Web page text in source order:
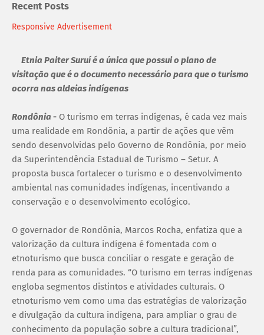
Recent Posts
Responsive Advertisement
Etnia Paiter Suruí é a única que possui o plano de
visitação que é o documento necessário para que o turismo
ocorra nas aldeias indígenas
Rondônia - O turismo em terras indígenas, é cada vez mais
uma realidade em Rondônia, a partir de ações que vêm
sendo desenvolvidas pelo Governo de Rondônia, por meio
da Superintendência Estadual de Turismo – Setur. A
proposta busca fortalecer o turismo e o desenvolvimento
ambiental nas comunidades indígenas, incentivando a
conservação e o desenvolvimento ecológico.
O governador de Rondônia, Marcos Rocha, enfatiza que a
valorização da cultura indígena é fomentada com o
etnoturismo que busca conciliar o resgate e geração de
renda para as comunidades. “O turismo em terras indígenas
engloba segmentos distintos e atividades culturais. O
etnoturismo vem como uma das estratégias de valorização
e divulgação da cultura indígena, para ampliar o grau de
conhecimento da população sobre a cultura tradicional”,